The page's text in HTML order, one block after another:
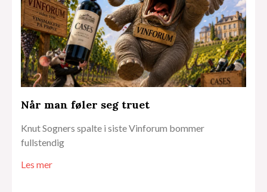
Når man føler seg truet
Knut Sogners spalte i siste Vinforum bommer
fullstendig
Les mer